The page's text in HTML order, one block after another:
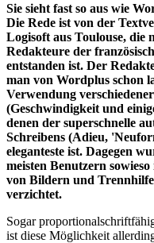
Sie sieht fast so aus wie
Die Rede ist von der
Logisoft aus Toulouse, die
Redakteure der
entstanden ist. Der
man von Wordplus schon
Verwendung
(Geschwindigkeit und
denen der superschnelle
Schreibens (Adieu,
eleganteste ist. Dagegen
meisten Benutzern
von Bildern und
verzichtet.
Sogar
ist diese Möglichkeit